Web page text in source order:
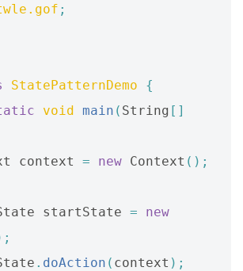
;
StatePatternDemo
{
void main ( String []
context = new Context ();
startState =
new
. doAction ( context );